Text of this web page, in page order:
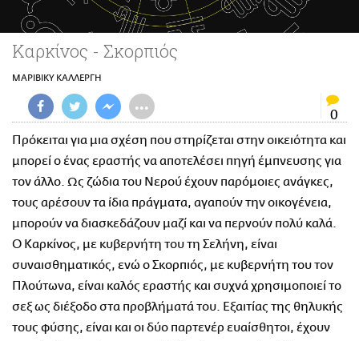
CITY GUIDE
ΑΜΠΑ
PRINT
•••
0
ΜΑΡΙΒΙΚΥ ΚΑΛΛΕΡΓΗ
Καρκίνος - Σκορπιός
Πρόκειται για μια σχέση που στηρίζεται στην οικειότητα και
μπορεί ο ένας εραστής να αποτελέσει πηγή έμπνευσης για
τον άλλο. Ως ζώδια του Νερού έχουν παρόμοιες ανάγκες,
τους αρέσουν τα ίδια πράγματα, αγαπούν την οικογένεια,
μπορούν να διασκεδάζουν μαζί και να περνούν πολύ καλά.
Ο Καρκίνος, με κυβερνήτη του τη Σελήνη, είναι
συναισθηματικός, ενώ ο Σκορπιός, με κυβερνήτη του τον
Πλούτωνα, είναι καλός εραστής και συχνά χρησιμοποιεί το
σεξ ως διέξοδο στα προβλήματά του. Εξαιτίας της θηλυκής
τους φύσης, είναι και οι δύο παρτενέρ ευαίσθητοι, έχουν